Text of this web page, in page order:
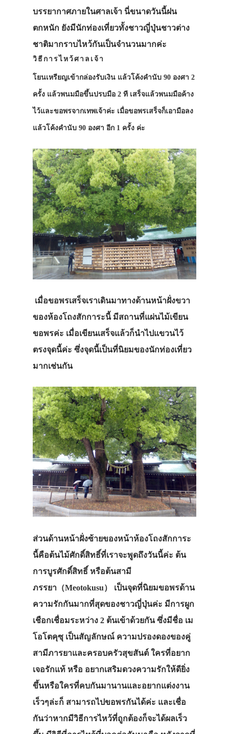
บรรยากาศภายในศาลเจ้า นี่ขนาดวันนี้ฝน
ตกหนัก ยังมีนักท่องเที่ยวทั้งชาวญี่ปุ่นชาวต่าง
ชาติมากราบไหว้กันเป็นจำนวนมากค่ะ
วิธีการไหว้ศาลเจ้า
โยนเหรียญเข้ากล่องรับเงิน แล้วโค้งคำนับ 90 องศา 2
ครั้ง แล้วพนมมือขึ้นปรบมือ 2 ที เสร็จแล้วพนมมือค้าง
ไว้และขอพรจากเทพเจ้าค่ะ เมื่อขอพรเสร็จก็เอามือลง
แล้วโค้งคำนับ 90 องศา อีก 1 ครั้ง ค่ะ
เมื่อขอพรเสร็จเราเดินมาทางด้านหน้าฝั่งขวา
ของห้องโถงสักการะนี้ มีสถานที่แผ่นไม้เขียน
ขอพรค่ะ เมื่อเขียนเสร็จแล้วก็นำไปแขวนไว้
ตรงจุดนี้ค่ะ ซึ่งจุดนี้เป็นที่นิยมของนักท่องเที่ยว
มากเช่นกัน
ส่วนด้านหน้าฝั่งซ้ายของหน้าห้องโถงสักการะ
นี้คือต้นไม้ศักดิ์สิทธิ์ที่เราจะพูดถึงวันนี้ค่ะ ต้น
การบูรศักดิ์สิทธิ์ หรือต้นสามี
ภรรยา（Meotokusu）
เป็นจุดที่นิยมขอพรด้าน
ความรักกันมากที่สุดของชาวญี่ปุ่นค่ะ มีการผูก
เชือกเชื่อมระหว่าง 2 ต้นเข้าด้วยกัน ซึ่งมีชื่อ เม
โอโตคุซุ เป็นสัญลักษณ์ ความปรองดองของคู่
สามีภารยาและครอบครัวสุขสันต์ ใครที่อยาก
เจอรักแท้ หรือ อยากเสริมดวงความรักให้ดียิ่ง
ขึ้นหรือใครที่คบกันมานานและอยากแต่งงาน
เร็วๆล่ะก็ สามารถไปขอพรกันได้ค่ะ และเชื่อ
กันว่าหากมีวิธีการไหว้ที่ถูกต้องก็จะได้ผลเร็ว
ที่พัก
สาระน่ารู้
VIDEO
ภาพประทับใจ